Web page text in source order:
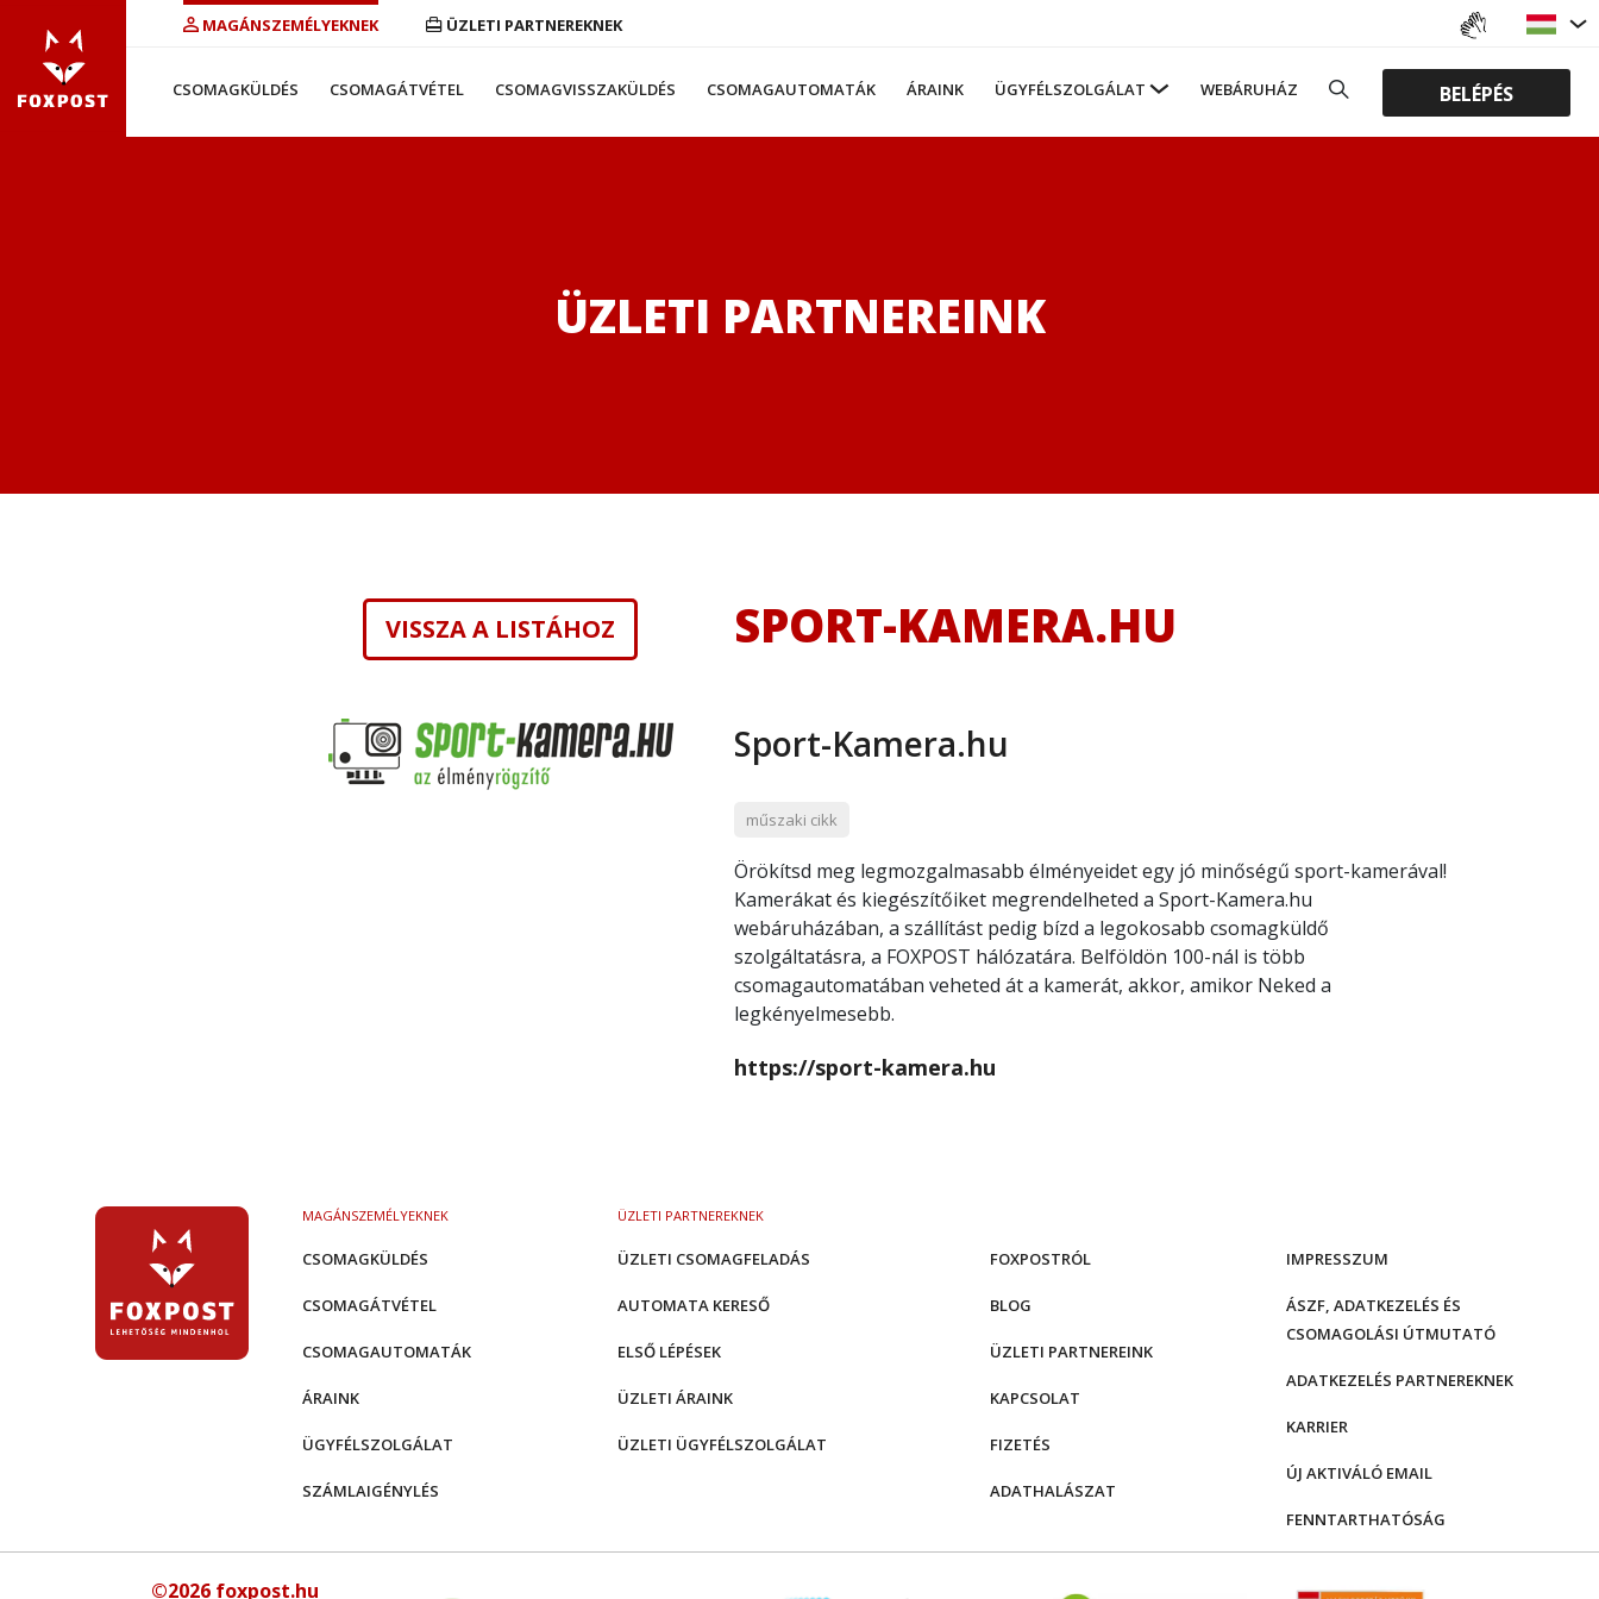
MAGÁNSZEMÉLYEKNEK ÜZLETI PARTNEREKNEK
CSOMAGKÜLDÉS CSOMAGÁTVÉTEL CSOMAGVISSZAKÜLDÉS CSOMAGAUTOMATÁK ÁRAINK ÜGYFÉLSZOLGÁLAT WEBÁRUHÁZ BELÉPÉS
ÜZLETI PARTNEREINK
VISSZA A LISTÁHOZ SPORT-KAMERA.HU
Sport-Kamera.hu
műszaki cikk
Örökítsd meg legmozgalmasabb élményeidet egy jó minőségű sport-kamerával!
Kamerákat és kiegészítőiket megrendelheted a Sport-Kamera.hu
webáruházában, a szállítást pedig bízd a legokosabb csomagküldő
szolgáltatásra, a FOXPOST hálózatára. Belföldön 100-nál is több
csomagautomatában veheted át a kamerát, akkor, amikor Neked a
legkényelmesebb.
https://sport-kamera.hu
MAGÁNSZEMÉLYEKNEK
CSOMAGKÜLDÉS
CSOMAGÁTVÉTEL
CSOMAGAUTOMATÁK
ÁRAINK
ÜGYFÉLSZOLGÁLAT
SZÁMLAIGÉNYLÉS
ÜZLETI PARTNEREKNEK
ÜZLETI CSOMAGFELADÁS
AUTOMATA KERESŐ
ELSŐ LÉPÉSEK
ÜZLETI ÁRAINK
ÜZLETI ÜGYFÉLSZOLGÁLAT
FOXPOSTRÓL
BLOG
ÜZLETI PARTNEREINK
KAPCSOLAT
FIZETÉS
ADATHALÁSZAT
IMPRESSZUM
ÁSZF, ADATKEZELÉS ÉS
CSOMAGOLÁSI ÚTMUTATÓ
ADATKEZELÉS PARTNEREKNEK
KARRIER
ÚJ AKTIVÁLÓ EMAIL
FENNTARTHATÓSÁG
©2026 foxpost.hu